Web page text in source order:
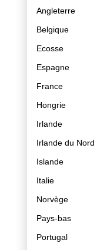
Angleterre
Belgique
Ecosse
Espagne
France
Hongrie
Irlande
Irlande du Nord
Islande
Italie
Norvège
Pays-bas
Portugal